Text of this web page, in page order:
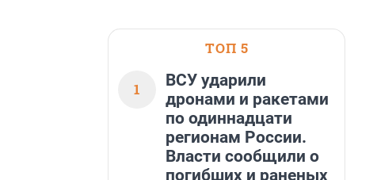
ТОП 5
1
ВСУ ударили
дронами и ракетами
по одиннадцати
регионам России.
Власти сообщили о
погибших и раненых